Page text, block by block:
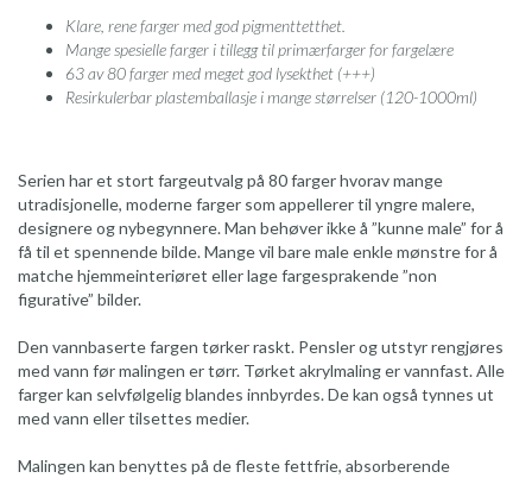
Klare, rene farger med god pigmenttetthet.
Mange spesielle farger i tillegg til primærfarger for fargelære
63 av 80 farger med meget god lysekthet (+++)
Resirkulerbar plastemballasje i mange størrelser (120-1000ml)
Serien har et stort fargeutvalg på 80 farger hvorav mange
utradisjonelle, moderne farger som appellerer til yngre malere,
designere og nybegynnere. Man behøver ikke å ”kunne male” for å
få til et spennende bilde. Mange vil bare male enkle mønstre for å
matche hjemmeinteriøret eller lage fargesprakende ”non
figurative” bilder.
Den vannbaserte fargen tørker raskt. Pensler og utstyr rengjøres
med vann før malingen er tørr. Tørket akrylmaling er vannfast. Alle
farger kan selvfølgelig blandes innbyrdes. De kan også tynnes ut
med vann eller tilsettes medier.
Malingen kan benyttes på de fleste fettfrie, absorberende